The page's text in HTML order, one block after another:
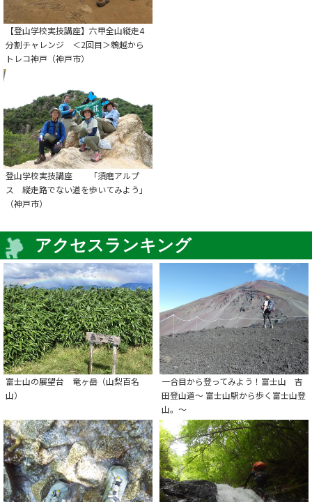
【登山学校実技講座】六甲全山縦走4
分割チャレンジ ＜2回目＞鵯越から
トレコ神戸（神戸市）
登山学校実技講座 「須磨アルプ
ス 縦走路でない道を歩いてみよう」
（神戸市）
アクセスランキング
富士山の展望台 竜ヶ岳（山梨百名
山）
一合目から登ってみよう！富士山 吉
田登山道～ 富士山駅から歩く富士山登
山。～